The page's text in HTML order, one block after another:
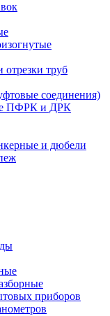
отрезки труб
соединения)
ПФРК и ДРК
и дюбели
приборов